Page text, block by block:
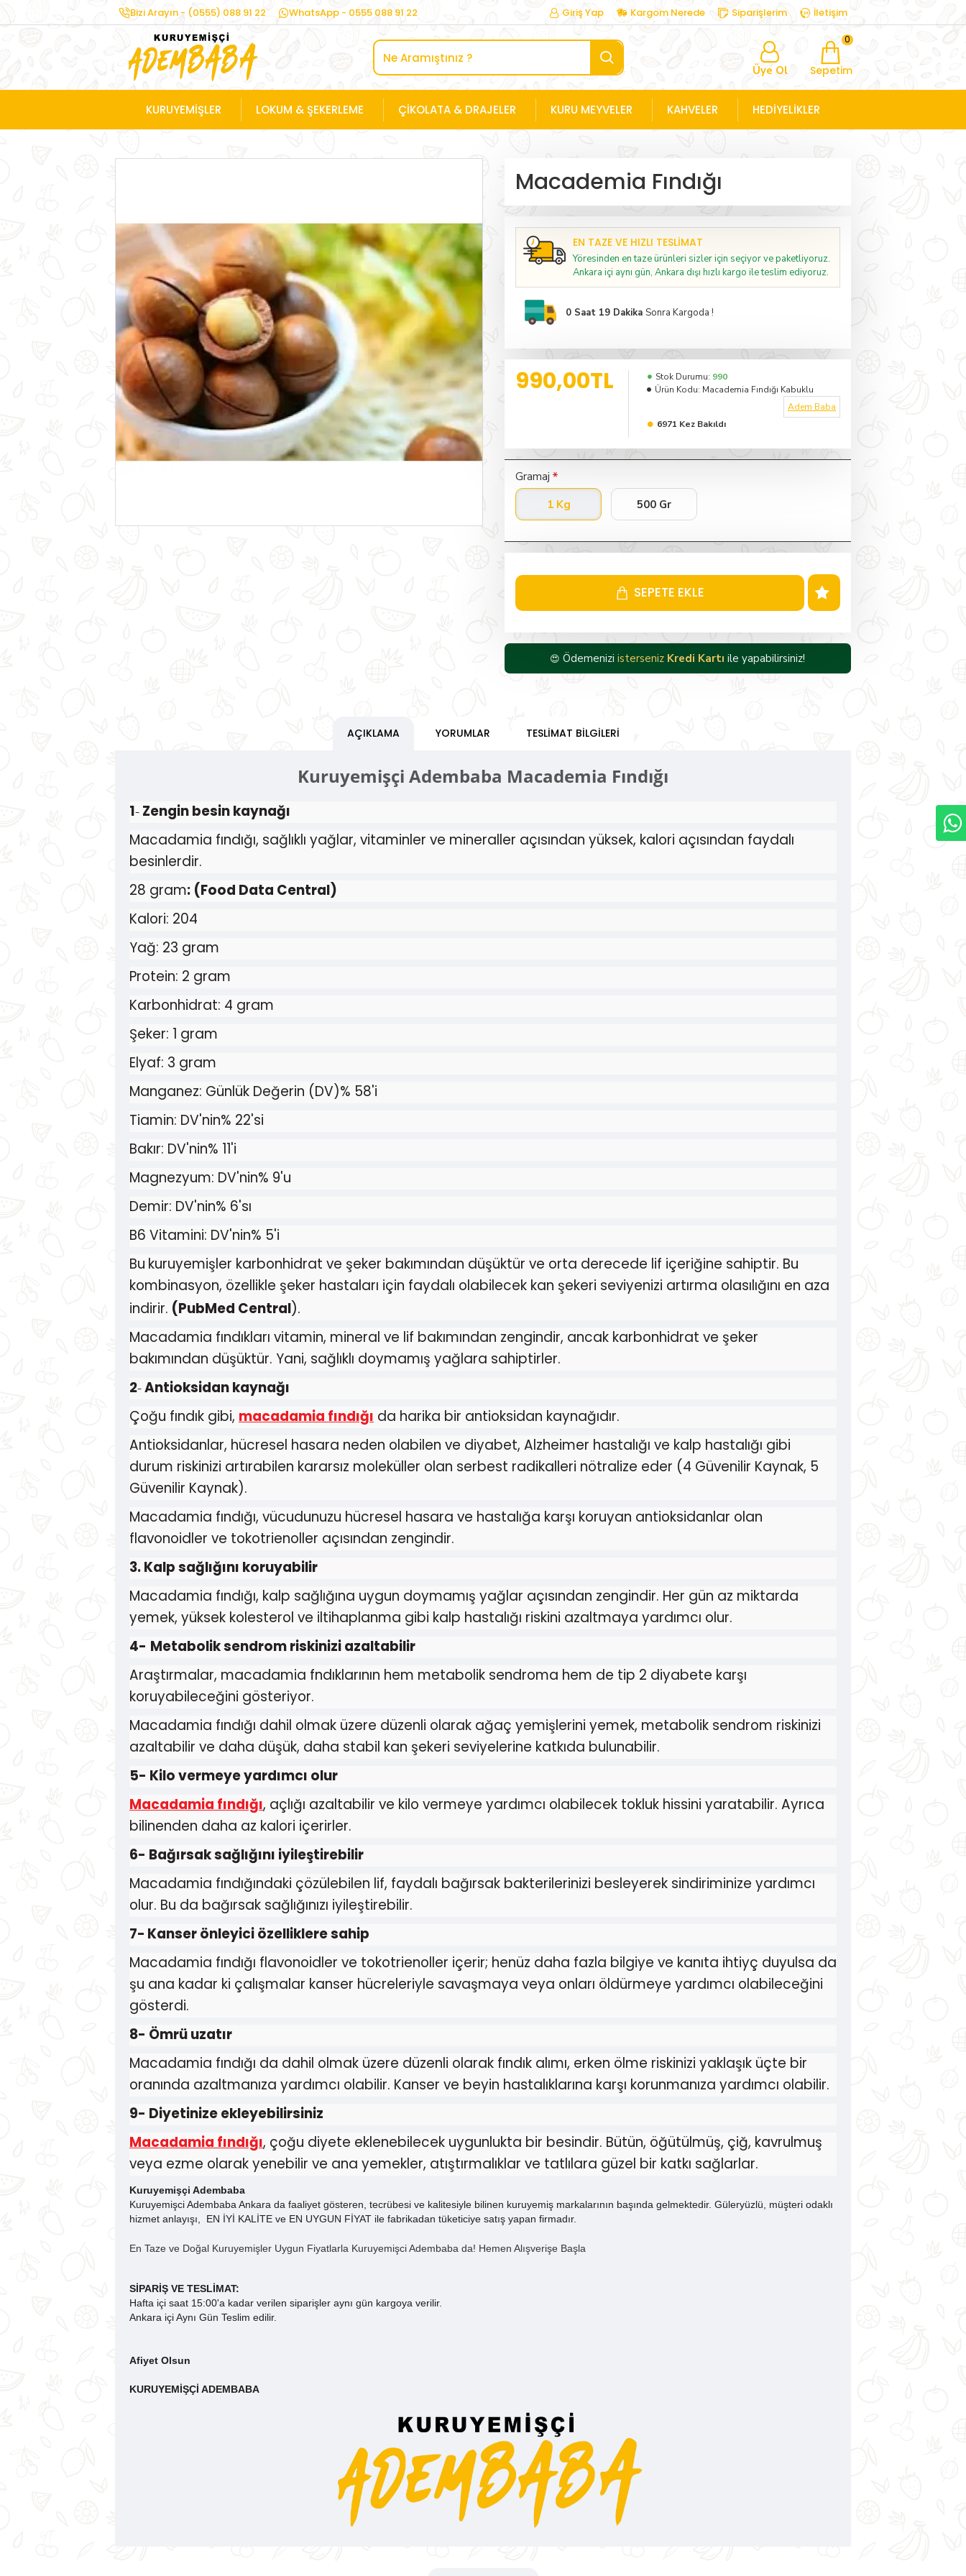
Bizi Arayın - (0555) 088 91 22 WhatsApp - 0555 088 91 22 Giriş Yap Kargom Nerede Siparişlerim İletişim
Üye Ol Sepetim
0
KURUYEMİŞLER LOKUM & ŞEKERLEME ÇIKOLATA & DRAJELER KURU MEYVELER KAHVELER HEDİYELİKLER
Macademia Fındığı
EN TAZE VE HIZLI TESLIMAT
Yöresinden en taze ürünleri sizler için seçiyor ve paketliyoruz.
Ankara içi aynı gün, Ankara dışı hızlı kargo ile teslim ediyoruz.
0 Saat 19 Dakika Sonra Kargoda !
990,00TL Stok Durumu: 990
Ürün Kodu: Macademia Fındığı Kabuklu
Adem Baba
6971 Kez Bakıldı
Gramaj
1 Kg
500 Gr
SEPETE EKLE
😍Ödemenizi istersenizHavale/EFT ile yapabilirsiniz!
AÇIKLAMA YORUMLAR TESLIMAT BILGILERI
Kuruyemişçi Adembaba Macademia Fındığı
1- Zengin besin kaynağı
Macadamia fındığı, sağlıklı yağlar, vitaminler ve mineraller açısından yüksek, kalori açısından faydalı
besinlerdir.
28 gram: (Food Data Central)
Kalori: 204
Yağ: 23 gram
Protein: 2 gram
Karbonhidrat: 4 gram
Şeker: 1 gram
Elyaf: 3 gram
Manganez: Günlük Değerin (DV)% 58'i
Tiamin: DV'nin% 22'si
Bakır: DV'nin% 11'i
Magnezyum: DV'nin% 9'u
Demir: DV'nin% 6'sı
B6 Vitamini: DV'nin% 5'i
Bu kuruyemişler karbonhidrat ve şeker bakımından düşüktür ve orta derecede lif içeriğine sahiptir. Bu
kombinasyon, özellikle şeker hastaları için faydalı olabilecek kan şekeri seviyenizi artırma olasılığını en aza
indirir. (PubMed Central).
Macadamia fındıkları vitamin, mineral ve lif bakımından zengindir, ancak karbonhidrat ve şeker
bakımından düşüktür. Yani, sağlıklı doymamış yağlara sahiptirler.
2- Antioksidan kaynağı
Çoğu fındık gibi, macadamia fındığı da harika bir antioksidan kaynağıdır.
Antioksidanlar, hücresel hasara neden olabilen ve diyabet, Alzheimer hastalığı ve kalp hastalığı gibi
durum riskinizi artırabilen kararsız moleküller olan serbest radikalleri nötralize eder (4 Güvenilir Kaynak, 5
Güvenilir Kaynak).
Macadamia fındığı, vücudunuzu hücresel hasara ve hastalığa karşı koruyan antioksidanlar olan
flavonoidler ve tokotrienoller açısından zengindir.
3. Kalp sağlığını koruyabilir
Macadamia fındığı, kalp sağlığına uygun doymamış yağlar açısından zengindir. Her gün az miktarda
yemek, yüksek kolesterol ve iltihaplanma gibi kalp hastalığı riskini azaltmaya yardımcı olur.
4- Metabolik sendrom riskinizi azaltabilir
Araştırmalar, macadamia fndıklarının hem metabolik sendroma hem de tip 2 diyabete karşı
koruyabileceğini gösteriyor.
Macadamia fındığı dahil olmak üzere düzenli olarak ağaç yemişlerini yemek, metabolik sendrom riskinizi
azaltabilir ve daha düşük, daha stabil kan şekeri seviyelerine katkıda bulunabilir.
5- Kilo vermeye yardımcı olur
Macadamia fındığı, açlığı azaltabilir ve kilo vermeye yardımcı olabilecek tokluk hissini yaratabilir. Ayrıca
bilinenden daha az kalori içerirler.
6- Bağırsak sağlığını iyileştirebilir
Macadamia fındığındaki çözülebilen lif, faydalı bağırsak bakterilerinizi besleyerek sindiriminize yardımcı
olur. Bu da bağırsak sağlığınızı iyileştirebilir.
7- Kanser önleyici özelliklere sahip
Macadamia fındığı flavonoidler ve tokotrienoller içerir; henüz daha fazla bilgiye ve kanıta ihtiyç duyulsa da
şu ana kadar ki çalışmalar kanser hücreleriyle savaşmaya veya onları öldürmeye yardımcı olabileceğini
gösterdi.
8- Ömrü uzatır
Macadamia fındığı da dahil olmak üzere düzenli olarak fındık alımı, erken ölme riskinizi yaklaşık üçte bir
oranında azaltmanıza yardımcı olabilir. Kanser ve beyin hastalıklarına karşı korunmanıza yardımcı olabilir.
9- Diyetinize ekleyebilirsiniz
Macadamia fındığı, çoğu diyete eklenebilecek uygunlukta bir besindir. Bütün, öğütülmüş, çiğ, kavrulmuş
veya ezme olarak yenebilir ve ana yemekler, atıştırmalıklar ve tatlılara güzel bir katkı sağlarlar.
Kuruyemişçi Adembaba
Kuruyemişci Adembaba Ankara da faaliyet gösteren, tecrübesi ve kalitesiyle bilinen kuruyemiş markalarının başında gelmektedir. Güleryüzlü, müşteri odaklı
hizmet anlayışı,
EN İYİ KALİTE ve EN UYGUN FİYAT ile fabrikadan tüketiciye satış yapan firmadır.
En Taze ve Doğal Kuruyemişler Uygun Fiyatlarla Kuruyemişci Adembaba da! Hemen Alışverişe Başla
SİPARİŞ VE TESLİMAT:
Hafta içi saat 15:00'a kadar verilen siparişler aynı gün kargoya verilir.
Ankara içi Aynı Gün Teslim edilir.
Afiyet Olsun
KURUYEMİŞÇİ ADEMBABA